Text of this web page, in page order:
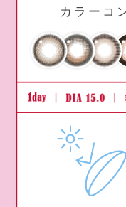
カラーコ